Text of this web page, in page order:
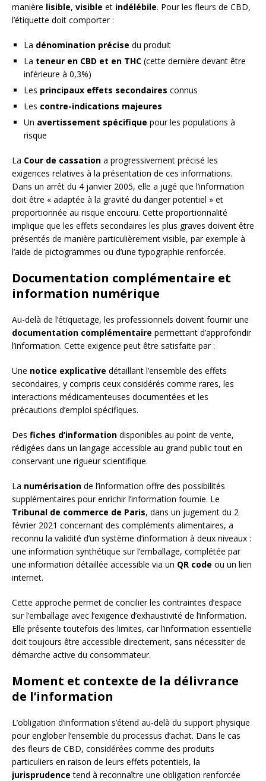
manière lisible, visible et indélébile. Pour les fleurs de CBD,
l’étiquette doit comporter :
La dénomination précise du produit
La teneur en CBD et en THC (cette dernière devant être
inférieure à 0,3%)
Les principaux effets secondaires connus
Les contre-indications majeures
Un avertissement spécifique pour les populations à
risque
La Cour de cassation a progressivement précisé les
exigences relatives à la présentation de ces informations.
Dans un arrêt du 4 janvier 2005, elle a jugé que l’information
doit être « adaptée à la gravité du danger potentiel » et
proportionnée au risque encouru. Cette proportionnalité
implique que les effets secondaires les plus graves doivent être
présentés de manière particulièrement visible, par exemple à
l’aide de pictogrammes ou d’une typographie renforcée.
Documentation complémentaire et
information numérique
Au-delà de l’étiquetage, les professionnels doivent fournir une
documentation complémentaire permettant d’approfondir
l’information. Cette exigence peut être satisfaite par :
Une notice explicative détaillant l’ensemble des effets
secondaires, y compris ceux considérés comme rares, les
interactions médicamenteuses documentées et les
précautions d’emploi spécifiques.
Des fiches d’information disponibles au point de vente,
rédigées dans un langage accessible au grand public tout en
conservant une rigueur scientifique.
La numérisation de l’information offre des possibilités
supplémentaires pour enrichir l’information fournie. Le
Tribunal de commerce de Paris, dans un jugement du 2
février 2021 concernant des compléments alimentaires, a
reconnu la validité d’un système d’information à deux niveaux :
une information synthétique sur l’emballage, complétée par
une information détaillée accessible via un QR code ou un lien
internet.
Cette approche permet de concilier les contraintes d’espace
sur l’emballage avec l’exigence d’exhaustivité de l’information.
Elle présente toutefois des limites, car l’information essentielle
doit toujours être accessible directement, sans nécessiter de
démarche active du consommateur.
Moment et contexte de la délivrance
de l’information
L’obligation d’information s’étend au-delà du support physique
pour englober l’ensemble du processus d’achat. Dans le cas
des fleurs de CBD, considérées comme des produits
particuliers en raison de leurs effets potentiels, la
jurisprudence tend à reconnaître une obligation renforcée